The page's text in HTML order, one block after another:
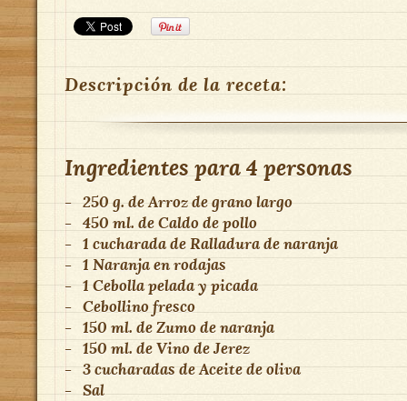
Descripción de la receta:
Ingredientes para4 personas
- 250 g.deArroz de grano largo
- 450 ml. deCaldo de pollo
- 1 cucharadadeRalladura de naranja
- 1Naranja en rodajas
- 1 Cebolla pelada y picada
- Cebollino fresco
- 150 ml. deZumo de naranja
- 150 ml. deVino de Jerez
- 3 cucharadasdeAceite de oliva
- Sal